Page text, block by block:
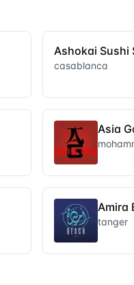
Ashokai Sushi
casablanca
Asia
Amira
tanger